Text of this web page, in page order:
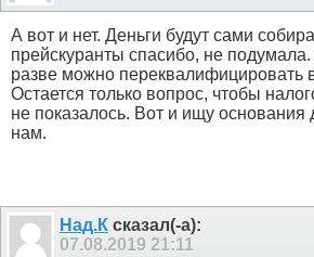
А вот и нет. Деньги будут сами
прейскуранты спасибо, не
разве можно переквалифицировать
Остается только вопрос, чтобы
не показалось. Вот и ищу основания
нам.
Над.К сказал(-а):
07.08.2019 21:11